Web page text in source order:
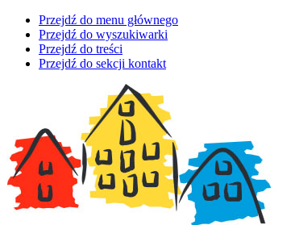
Przejdź do menu głównego
Przejdź do wyszukiwarki
Przejdź do treści
Przejdź do sekcji kontakt